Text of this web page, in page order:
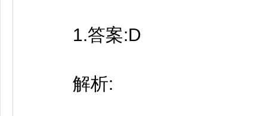
1.答案:D
解析: